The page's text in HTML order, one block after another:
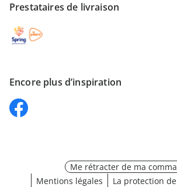
Prestataires de livraison
Encore plus d’inspiration
Me rétracter de ma
Mentions légales
La protection